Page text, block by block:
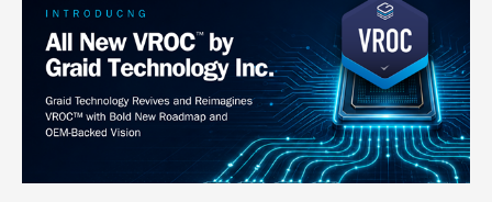
lanza
VROC™
Technology
con
respaldo